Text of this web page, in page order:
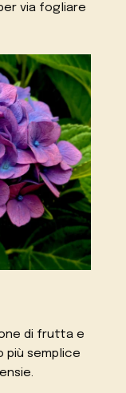
via fogliare
di frutta e
più semplice